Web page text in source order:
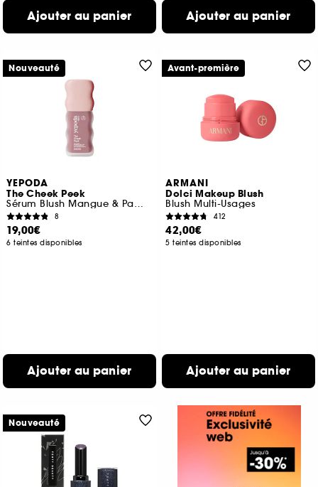
Ajouter au panier Ajouter au panier
YEPODA
The Cheek Peek
Sérum Blush Mangue & Pamplemousse
8
19,00€
6 teintes disponibles
Ajouter au panier
Nouveauté
ARMANI
Dolci Makeup Blush
Blush Multi-Usages
412
42,00€
5 teintes disponibles
Ajouter au panier
Avant-première
Nouveauté